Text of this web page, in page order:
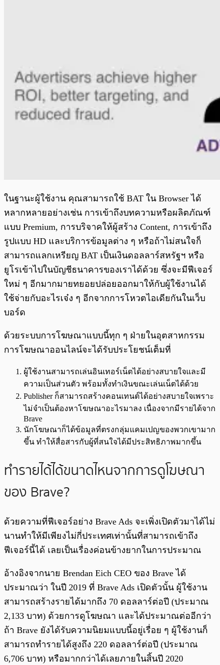
ในฐานะผู้ใช้งาน คุณสามารถใช้ BAT ใน Browser ได้
หลากหลายอย่างเช่น การเข้าถึงบทความหรือผลิตภัณฑ์
แบบ Premium, การบริจาคให้ผู้สร้าง Content, การเข้าถึง
รูปแบบ HD และบริการข้อมูลต่าง ๆ หรือถ้าไม่สนใจก็
สามารถแลกเหรียญ BAT เป็นเงินดอลลาร์สหรัฐฯ หรือ
ยูโรเข้าไปในบัญชีธนาคารของเราได้ด้วย ซึ่งจะมีฟีเจอร์
ใหม่ ๆ อีกมากมายทยอยปล่อยออกมาให้กับผู้ใช้งานได้
ใช้จ่ายกับอะไรเจ๋ง ๆ อีกจากการโหวตไอเดียกันในเว็บ
บอร์ด
ด้วยระบบการโฆษณาแบบนี้ทุก ๆ ฝ่ายในอุตสาหกรรม
การโฆษณาออนไลน์จะได้รับประโยชน์เต็มที่
ผู้ใช้งานสามารถเล่นอินเทอร์เน็ตได้อย่างสบายใจและมี
ความเป็นส่วนตัว พร้อมทั้งทำเงินขณะเล่นเน็ตได้ด้วย
Publisher ก็สามารถสร้างคอนเทนต์ได้อย่างสบายใจเพราะ
ไม่จำเป็นต้องหาโฆษณาอะไรมาลง เนื่องจากมีรายได้จาก
Brave
นักโฆษณาก็ได้ข้อมูลที่ตรงกลุ่มแคมเปญของพวกเขามาก
ขึ้น ทำให้สื่อสารกับผู้ที่สนใจได้มีประสิทธิภาพมากขึ้น
ทำรายได้ได้ขนาดไหนจากการดูโฆษณา
ของ Brave?
ด้วยความที่ฟีเจอร์อย่าง Brave Ads จะเพิ่งเปิดตัวมาได้ไม่
นานทำให้มีเพียงไม่กี่ประเทศเท่านั้นที่สามารถเข้าถึง
ฟีเจอร์นี้ได้ เลยเป็นเรื่องค่อนข้างยากในการประมาณ
อ้างอิงจากนาย Brendan Eich CEO ของ Brave ได้
ประมาณว่า ในปี 2019 ที่ Brave Ads เปิดตัวนั้น ผู้ใช้งาน
สามารถสร้างรายได้มากถึง 70 ดอลลาร์ต่อปี (ประมาณ
2,133 บาท) ด้วยการดูโฆษณา และได้ประมาณต่ออีกว่า
ถ้า Brave ยังได้รับความนิยมแบบนี้อยู่เรื่อย ๆ ผู้ใช้งานก็
สามารถทำรายได้สูงถึง 220 ดอลลาร์ต่อปี (ประมาณ
6,706 บาท) หรือมากกว่าได้เลยภายในสิ้นปี 2020